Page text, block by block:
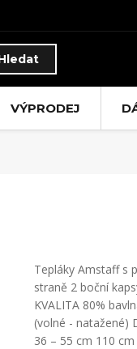
VÝPRODEJ
Tepláky Amstaff s
straně 2 boční
KVALITA 80%
(volné - natažené)
36 – 55 cm 110